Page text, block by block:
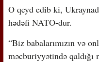
O qeyd edib ki,
hədəfi NATO-dur.
“Biz babalarımızın və
məcburiyyətində qaldığı